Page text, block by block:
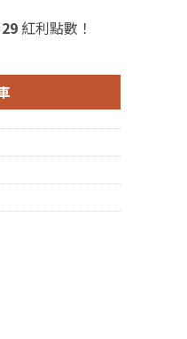
29紅利點數！
Paint Coating 4oz (品尼高黑